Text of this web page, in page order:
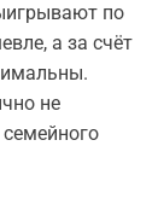
по
а за счёт
не